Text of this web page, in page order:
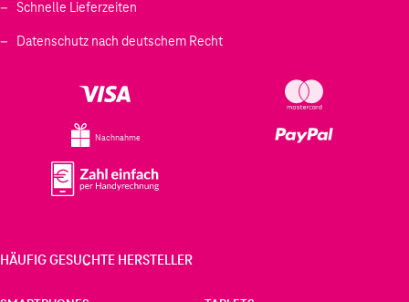
Schnelle Lieferzeiten
Datenschutz nach deutschem Recht
Nachnahme
HÄUFIG GESUCHTE HERSTELLER